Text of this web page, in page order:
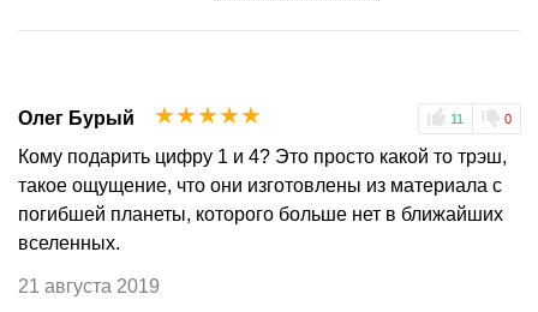
Олег Бурый 11 0
☆
☆
☆
☆
☆
Кому подарить цифру 1 и 4? Это просто какой то трэш,
такое ощущение, что они изготовлены из материала с
погибшей планеты, которого больше нет в ближайших
вселенных.
21 августа 2019